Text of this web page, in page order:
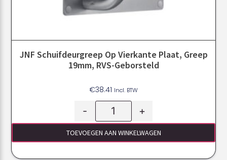
JNF Schuifdeurgreep Op Vierkante Plaat, Greep
19mm, RVS-Geborsteld
€38.41 Incl. BTW
- +
TOEVOEGEN AAN WINKELWAGEN